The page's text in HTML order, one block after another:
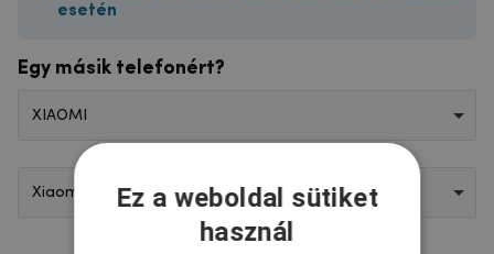
esetén
Egy másik telefonért?
XIAOMI
Xiaomi Redmi 9AEz a weboldal sütiket
használ